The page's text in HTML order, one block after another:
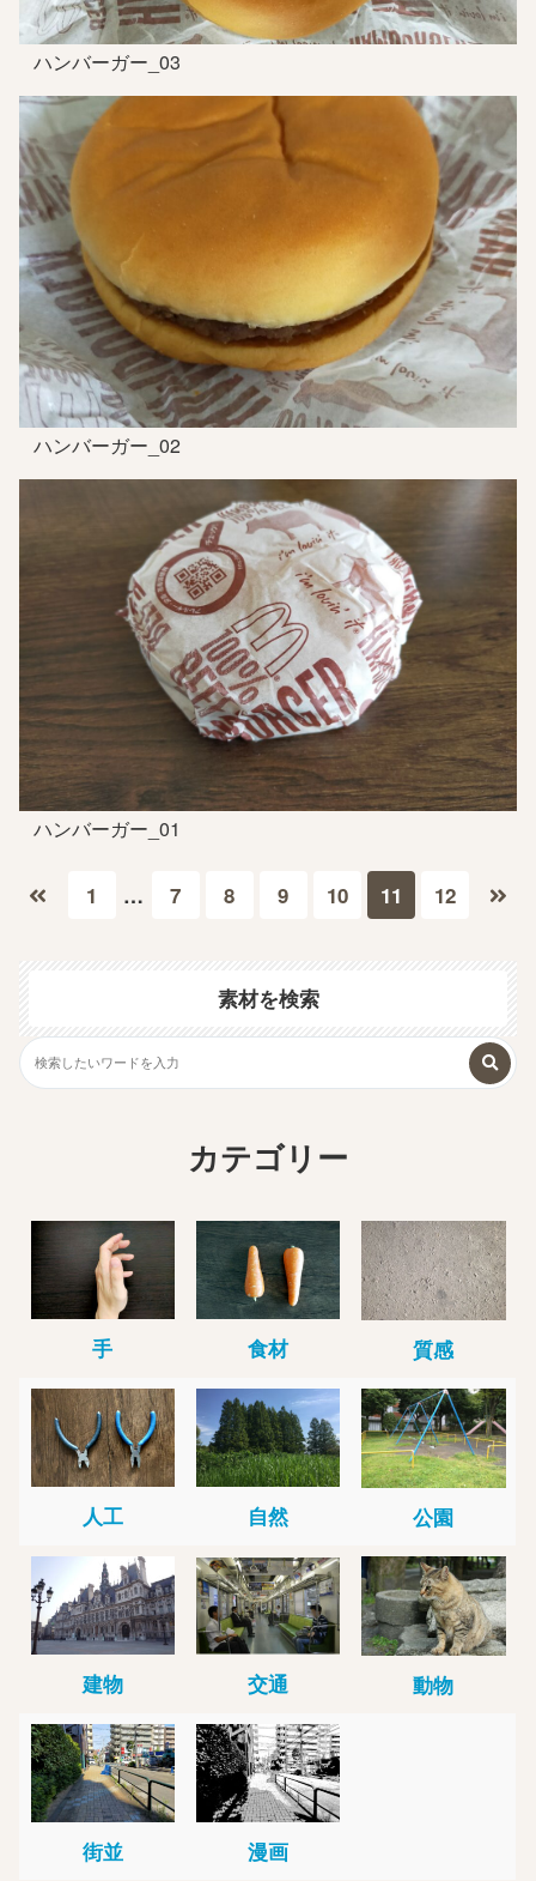
ハンバーガー_03
ハンバーガー_02
ハンバーガー_01
1 … 7 8 9 10 11 12
素材を検索
カテゴリー
手 食材 質感
人工 自然 公園
建物 交通 動物
街並 漫画